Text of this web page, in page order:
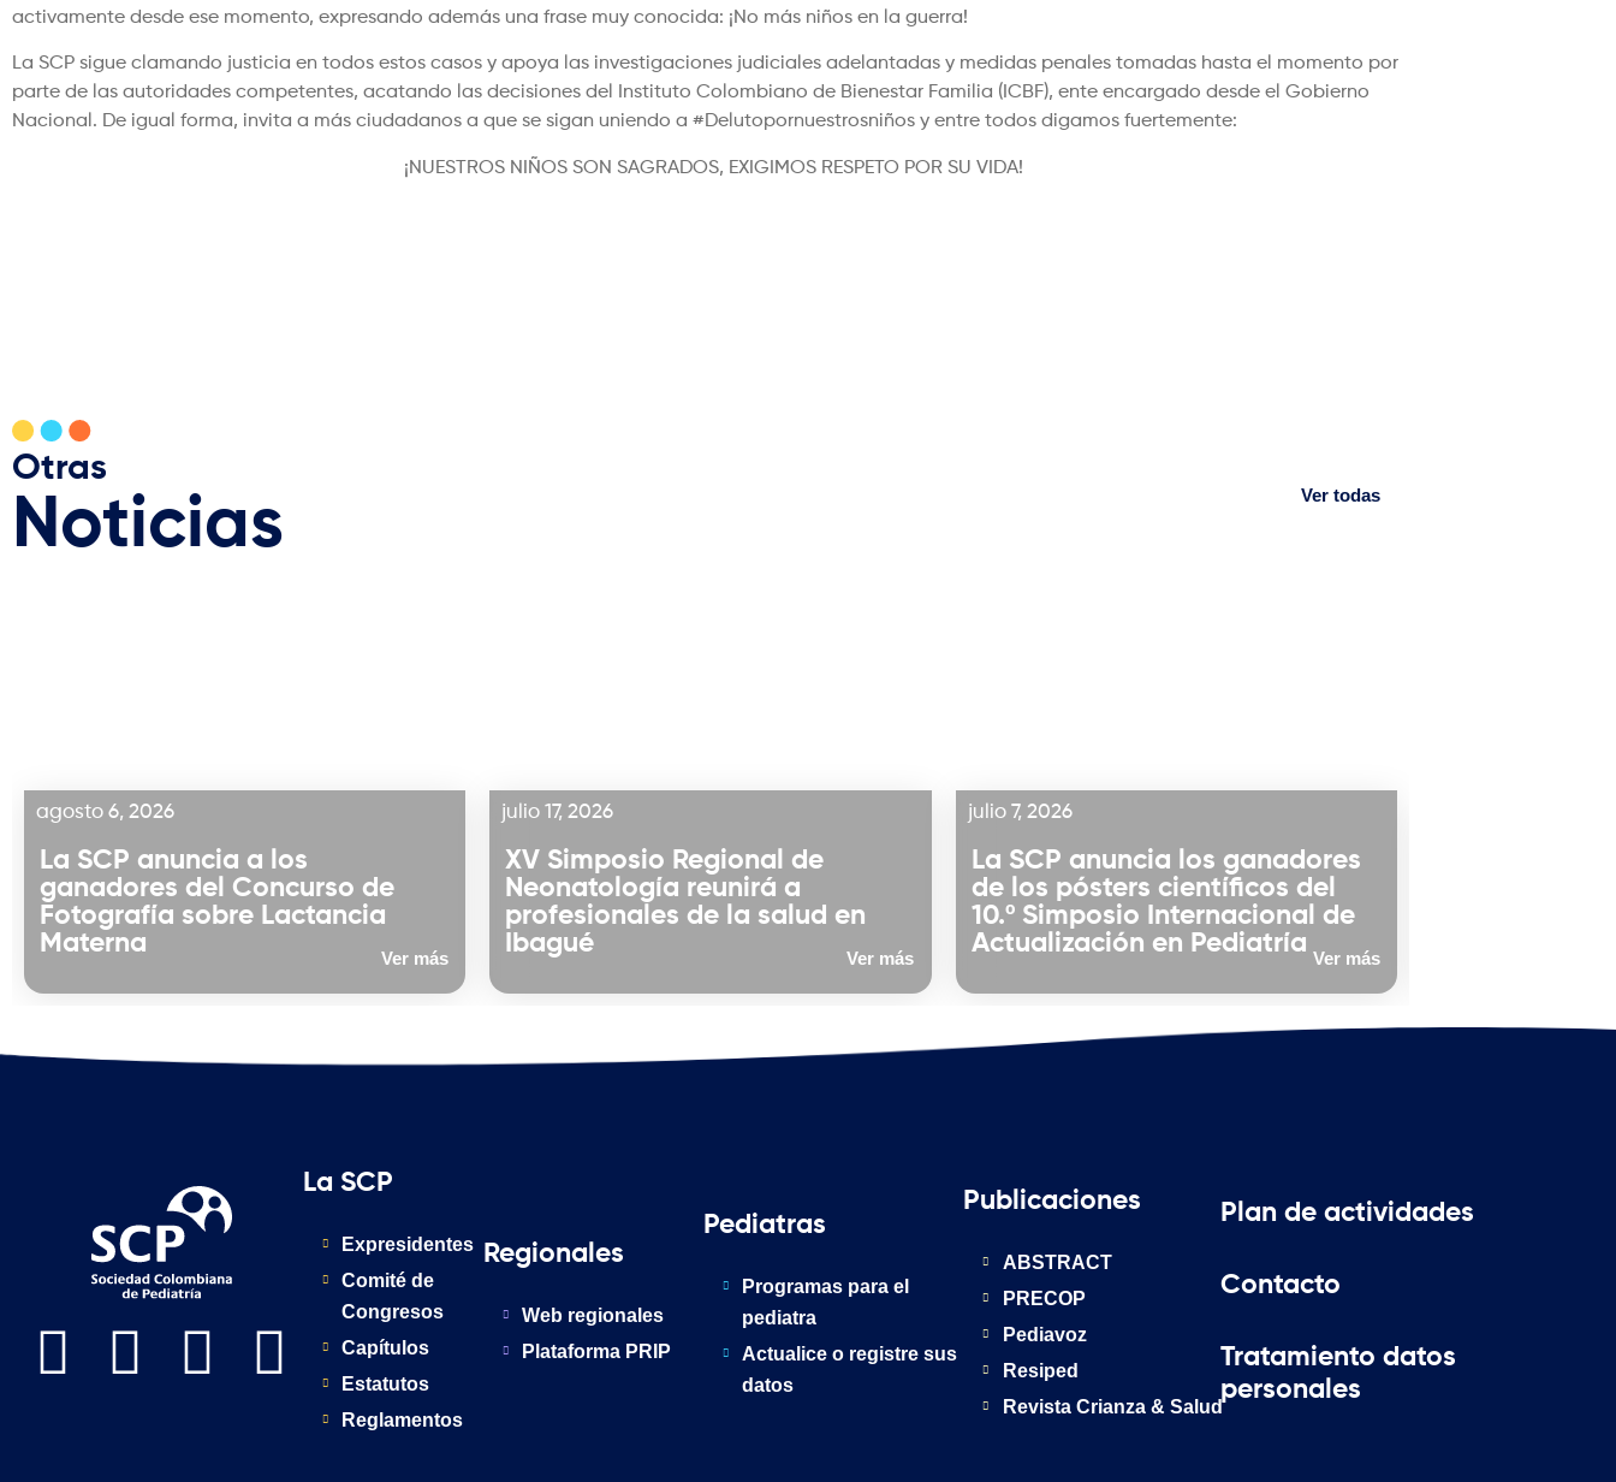
activamente desde ese momento, expresando además una frase muy conocida: ¡No más niños en la guerra!
La SCP sigue clamando justicia en todos estos casos y apoya las investigaciones judiciales adelantadas y medidas penales tomadas hasta el momento por
parte de las autoridades competentes, acatando las decisiones del Instituto Colombiano de Bienestar Familia (ICBF), ente encargado desde el Gobierno
Nacional. De igual forma, invita a más ciudadanos a que se sigan uniendo a #Delutopornuestrosniños y entre todos digamos fuertemente:
¡NUESTROS NIÑOS SON SAGRADOS, EXIGIMOS RESPETO POR SU VIDA!
Otras
Noticias Ver todas
agosto 6, 2026
La SCP anuncia a los
ganadores del Concurso de
Fotografía sobre Lactancia
Materna
Ver más
julio 17, 2026
XV Simposio Regional de
Neonatología reunirá a
profesionales de la salud en
Ibagué
Ver más
julio 7, 2026
La SCP anuncia los ganadores
de los pósters científicos del
10.º Simposio Internacional de
Actualización en Pediatría
Ver más
La SCP
Expresidentes
Comité de
Congresos
Capítulos
Estatutos
Reglamentos
Regionales
Web regionales
Plataforma PRIP
Pediatras
Programas para el
pediatra
Actualice o registre sus
datos
Publicaciones
ABSTRACT
PRECOP
Pediavoz
Resiped
Revista Crianza & Salud
Plan de actividades
Contacto
Tratamiento datos
personales